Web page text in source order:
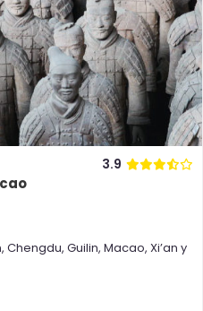
3.9
, Chengdu, Guilin, Macao, Xi’an y